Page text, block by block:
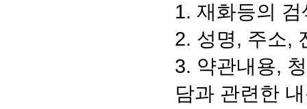
1. 재화등의
2. 성명, 주소,
3. 약관내용,
담과 관련한